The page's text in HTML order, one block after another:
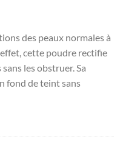
د.ت88.000.
:
د.ت75.000.
des peaux normales à
cette poudre rectifie
les obstruer. Sa
fond de teint sans